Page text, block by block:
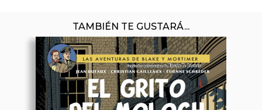
TAMBIÉN TE GUSTARÁ...